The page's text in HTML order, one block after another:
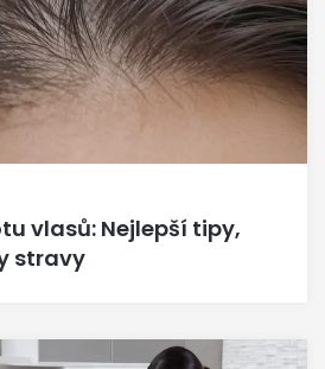
vlasů: Nejlepší tipy,
stravy